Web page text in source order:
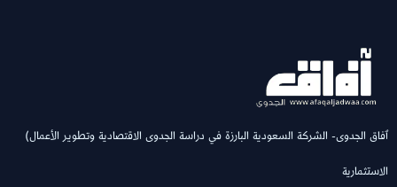
(ٱفاق الجدوى- الشركة السعودية البارزة في دراسة الجدوى الاقتصادية وتطوير الأعمال
الاستثمارية